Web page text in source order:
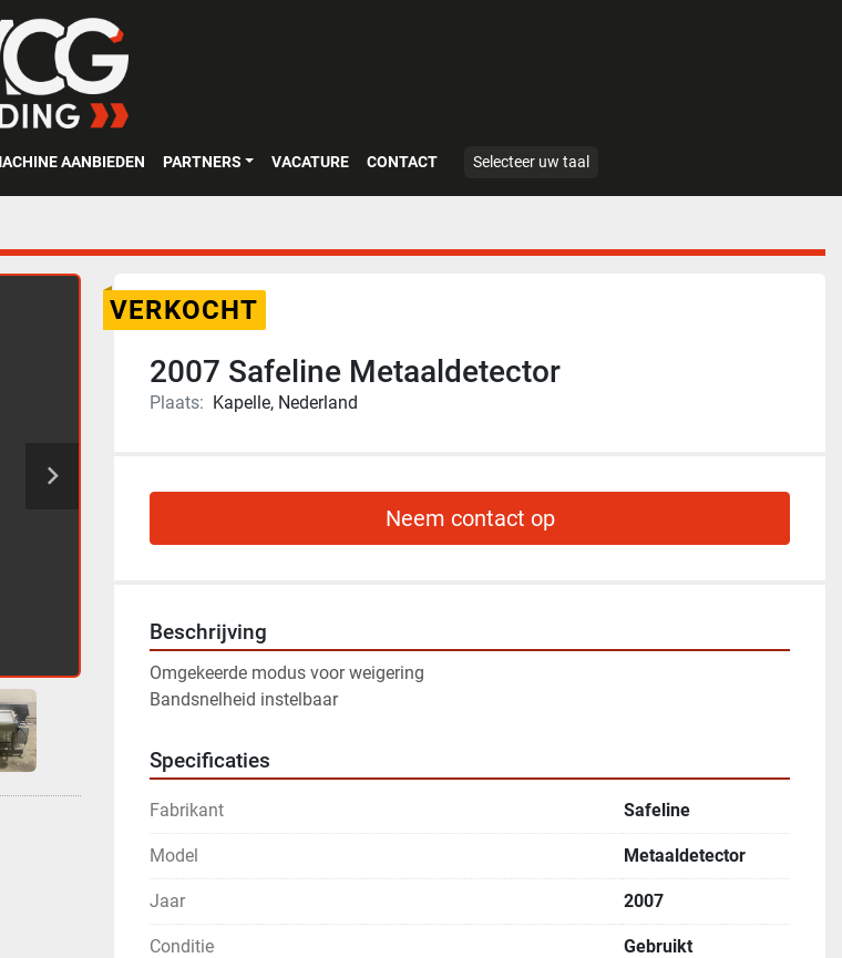
MACHINE AANBIEDEN PARTNERS VACATURE CONTACT Selecteer uw taal
VERKOCHT
2007 Safeline Metaaldetector
Plaats: Kapelle, Nederland
Neem contact op
Beschrijving
Omgekeerde modus voor weigering
Bandsnelheid instelbaar
Specificaties
Fabrikant Safeline
Model Metaaldetector
Jaar 2007
Conditie Gebruikt